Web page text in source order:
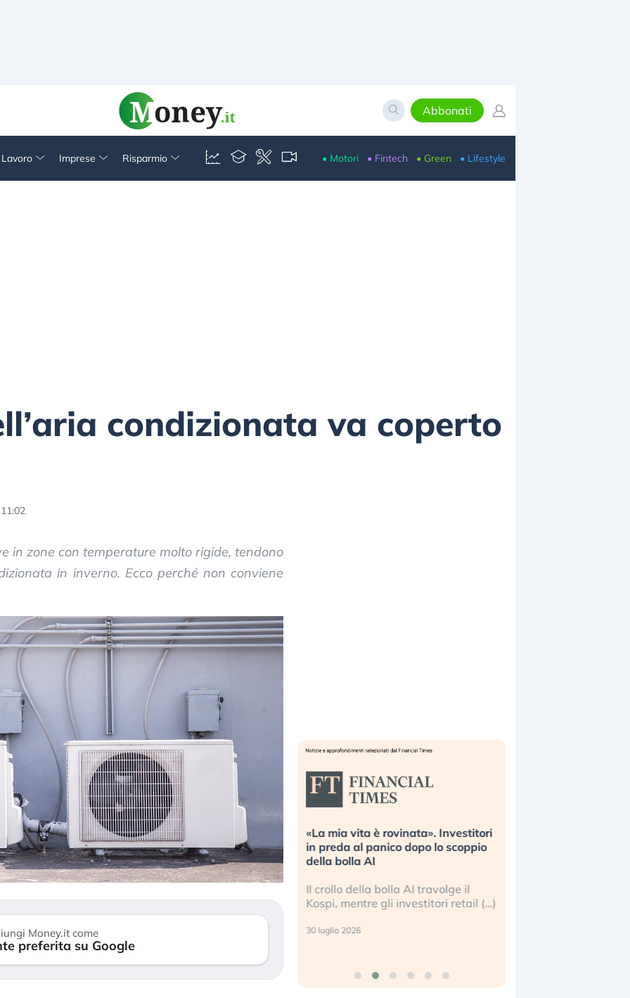
Abbonati
Imprese Risparmio • Motori • Fintech • Green • Lifestyle
condizionata va coperto
in zone con temperature molto rigide, tendono
in inverno. Ecco perché non conviene
Money.it come
preferita su Google
Dalle valutazioni estreme alla
correzione. Cosa sta guidando il
repricing degli asset?
mostrando segni di stanchezza
verso le (…)
3 agosto 2026
«La mia vita è rovinata». Investitori
in preda al panico dopo lo scoppio
della bolla AI
Il crollo della bolla AI travolge il
Kospi, mentre gli investitori retail (…)
30 luglio 2026